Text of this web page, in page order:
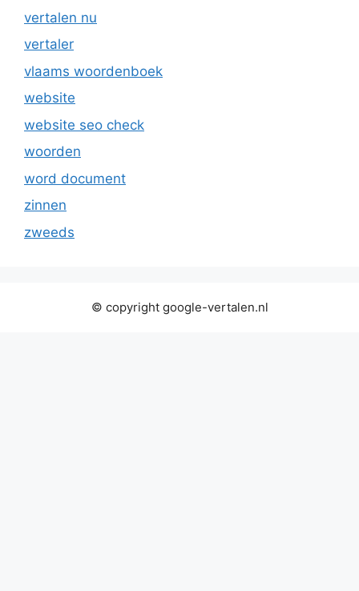
vertalen nu
vertaler
vlaams woordenboek
website
website seo check
woorden
word document
zinnen
zweeds
© copyright google-vertalen.nl